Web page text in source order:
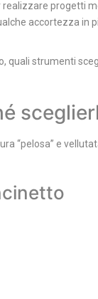
progetti
accortezza in
quali strumenti
“pelosa” e